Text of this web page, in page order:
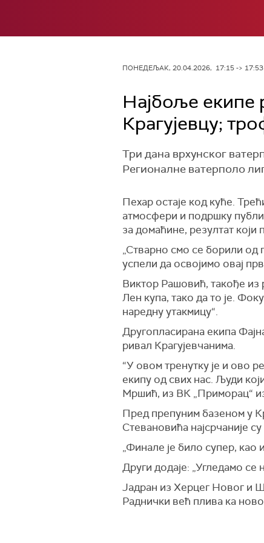
ПОНЕДЕЉАК, 20.04.2026, 17:15 -> 17:53
Најбоље екипе
Крагујевцу;
Три дана врхунског
Регионалне ватерполо
Пехар остаје код куће.
атмосфери и подршку
за домаћине, резултат који
„Стварно смо се борили од
успели да освојимо овај
Виктор Рашовић, такође из
Лен купа, тако да то је.
наредну утакмицу“.
Другопласирана екипа
ривал Крагујевчанима.
“У овом тренутку је и ово
екипу од свих нас. Људи
Мршић, из ВК „Приморац“
Пред препуним базеном у
Стевановића најсрчаније
„Финале је било супер, као
Други додаје: „Угледамо се
Јадран из Херцег Новог и
Раднички већ плива ка